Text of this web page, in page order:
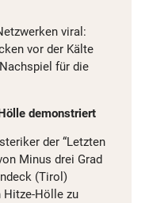
viral:
vor der Kälte
für die
demonstriert
der “Letzten
Minus drei Grad
(Tirol)
Hitze-Hölle zu